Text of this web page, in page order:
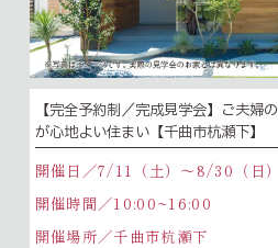
【完全予約制／完成見学会】ご夫婦
が心地よい住まい【千曲市杭瀬下】
開催日／7/11（土）〜8/30（日）
開催時間／10:00~16:00
開催場所／千曲市杭瀬下